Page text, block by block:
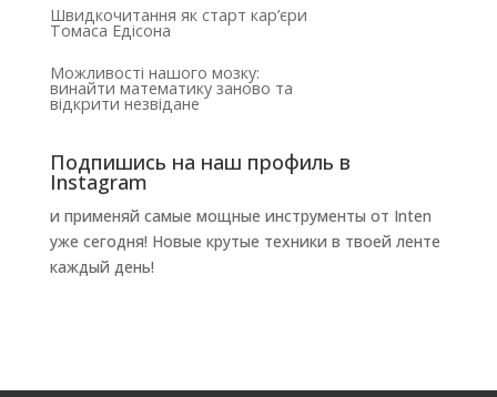
Швидкочитання як старт кар’єри
Томаса Едісона
Можливості нашого мозку:
винайти математику заново та
відкрити незвідане
Подпишись на наш профиль в
Instagram
и применяй самые мощные инструменты от Inten
уже сегодня! Новые крутые техники в твоей ленте
каждый день!